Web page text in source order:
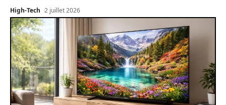
High-Tech 2 juillet 2026